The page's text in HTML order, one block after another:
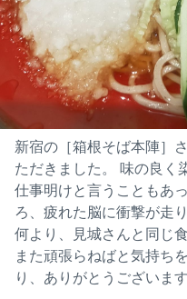
新宿の［箱根そば本陣］
ただきました。 味の良く
仕事明けと言うこともあ
ろ、疲れた脳に衝撃が走
何より、見城さんと同じ
また頑張らねばと気持ち
り、ありがとうございます
昨日の船橋競馬場、
C3クラスの特別戦
プが約3年ぶりの勝利